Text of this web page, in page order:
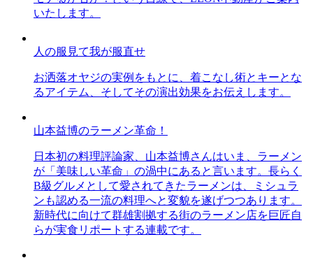
いたします。
人の服見て我が服直せ
お洒落オヤジの実例をもとに、着こなし術とキーとな
るアイテム、そしてその演出効果をお伝えします。
山本益博のラーメン革命！
日本初の料理評論家、山本益博さんはいま、ラーメン
が「美味しい革命」の渦中にあると言います。長らく
B級グルメとして愛されてきたラーメンは、ミシュラ
ンも認める一流の料理へと変貌を遂げつつあります。
新時代に向けて群雄割拠する街のラーメン店を巨匠自
らが実食リポートする連載です。